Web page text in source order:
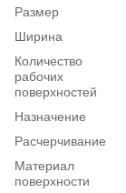
Размер
Ширина
Количество
рабочих
поверхностей
Назначение
Расчерчивание
Материал
поверхности